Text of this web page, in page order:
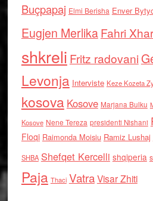
Buçpapaj Elmi Berisha Enver
Eugjen MerlikaFahri
shkreli Fritz radovani
Levonja Interviste Keze Kozeta
kosova Kosove Marjana Bulku
Kosove Nene Tereza presidenti Nishani
Floqi Raimonda Moisiu Ramiz Lushaj
SHBA Shefqet Kercelli shqiperia
Paja Thaci VatraVisar Zhiti